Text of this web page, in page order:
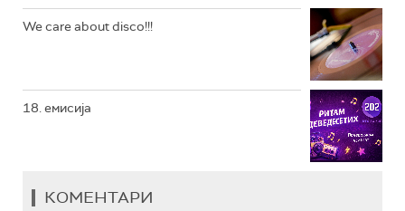
We care about disco!!!
18. емисија
КОМЕНТАРИ